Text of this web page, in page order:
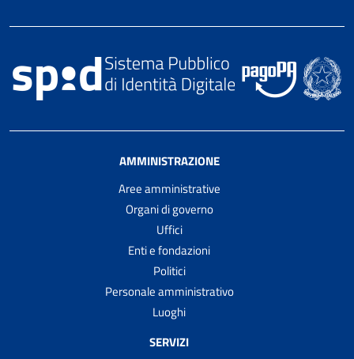
AMMINISTRAZIONE
Aree amministrative
Organi di governo
Uffici
Enti e fondazioni
Politici
Personale amministrativo
Luoghi
SERVIZI